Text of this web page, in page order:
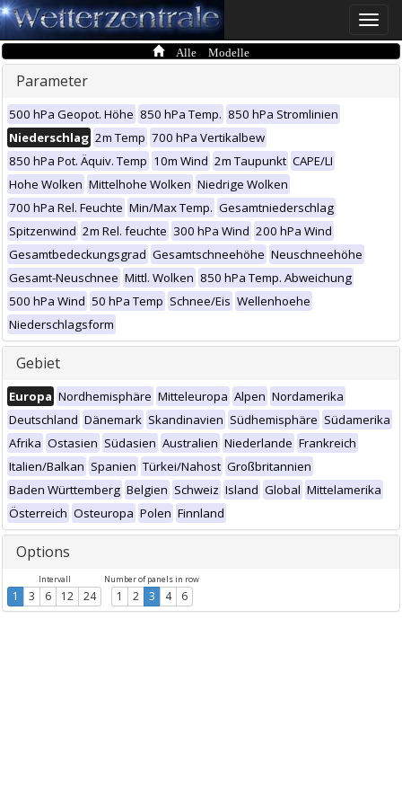
Toggle
Alle Modelle
Parameter
500 hPa Geopot. Höhe 850 hPa Temp. 850 hPa Stromlinien
Niederschlag 2m Temp 700 hPa Vertikalbew
850 hPa Pot. Äquiv. Temp 10m Wind 2m Taupunkt CAPE/LI
Hohe Wolken Mittelhohe Wolken Niedrige Wolken
700 hPa Rel. Feuchte Min/Max Temp. Gesamtniederschlag
Spitzenwind 2m Rel. feuchte 300 hPa Wind 200 hPa Wind
Gesamtbedeckungsgrad Gesamtschneehöhe Neuschneehöhe
Gesamt-Neuschnee Mittl. Wolken 850 hPa Temp. Abweichung
500 hPa Wind 50 hPa Temp Schnee/Eis Wellenhoehe
Niederschlagsform
Gebiet
Europa Nordhemisphäre Mitteleuropa Alpen Nordamerika
Deutschland Dänemark Skandinavien Südhemisphäre Südamerika
Afrika Ostasien Südasien Australien Niederlande Frankreich
Italien/Balkan Spanien Türkei/Nahost Großbritannien
Baden Württemberg Belgien Schweiz Island Global Mittelamerika
Österreich Osteuropa Polen Finnland
Options
Intervall
1 3 6 12 24
Number of panels in row
1 2 3 4 6